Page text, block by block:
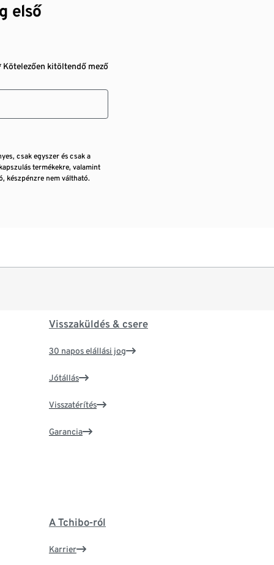
első
Kötelezően kitöltendő mező
csak egyszer és csak a
termékekre, valamint
készpénzre nem váltható.
Visszaküldés & csere
30 napos elállási jog
Jótállás
Visszatérítés
Garancia
A Tchibo-ról
Karrier